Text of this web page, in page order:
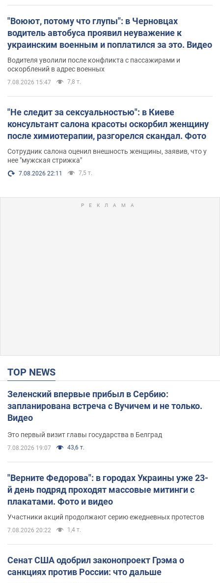
"Воюют, потому что глупы": в Черновцах
водитель автобуса проявил неуважение к
украинским военным и поплатился за это. Видео
Водителя уволили после конфликта с пассажирами и
оскорблений в адрес военных
7.08.2026 15:47 7,8 т.
"Не следит за сексуальностью": в Киеве
консультант салона красоты оскорбил женщину
после химиотерапии, разгорелся скандал. Фото
Сотрудник салона оценил внешность женщины, заявив, что у
нее "мужская стрижка"
7.08.2026 22:11 7,5 т.
TOP NEWS
Зеленский впервые прибыл в Сербию:
запланирована встреча с Вучичем и не только.
Видео
Это первый визит главы государства в Белград
7.08.2026 19:07 43,6 т.
"Верните Федорова": в городах Украины уже 23-
й день подряд проходят массовые митинги с
плакатами. Фото и видео
Участники акций продолжают серию ежедневных протестов
7.08.2026 20:22 1,4 т.
Сенат США одобрил законопроект Грэма о
санкциях против России: что дальше